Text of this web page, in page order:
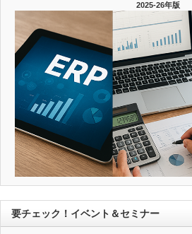
2025-26年版
要チェック！イベント＆セミナー